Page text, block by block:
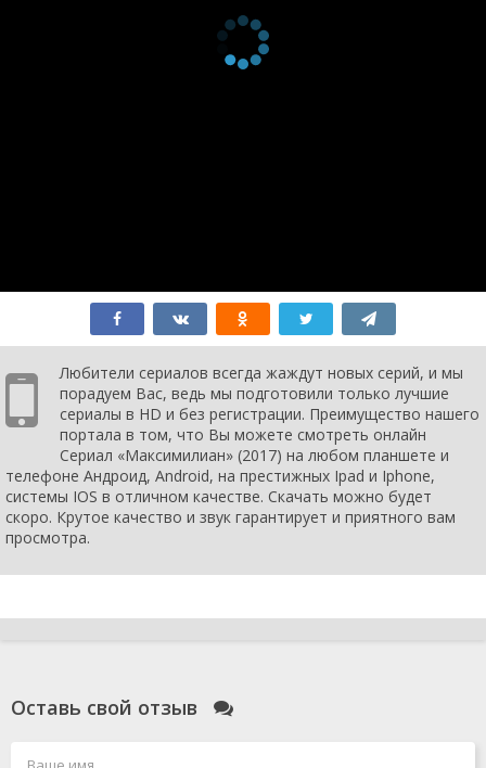
Любители сериалов всегда жаждут новых серий, и мы
порадуем Вас, ведь мы подготовили только лучшие
сериалы в HD и без регистрации. Преимущество нашего
портала в том, что Вы можете смотреть онлайн
Сериал «Максимилиан» (2017) на любом планшете и
телефоне Андроид, Android, на престижных Ipad и Iphone,
системы IOS в отличном качестве. Скачать можно будет
скоро. Крутое качество и звук гарантирует и приятного вам
просмотра.
Оставь свой отзыв